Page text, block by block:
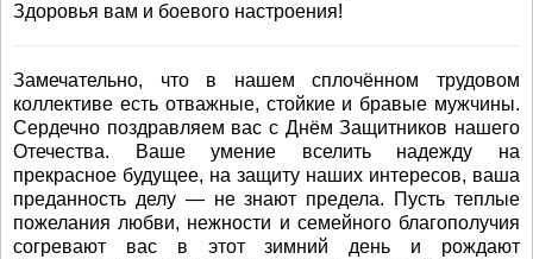
Здоровья вам и боевого настроения!
Замечательно, что в нашем сплочённом трудовом
коллективе есть отважные, стойкие и бравые мужчины.
Сердечно поздравляем вас с Днём Защитников нашего
Отечества. Ваше умение вселить надежду на
прекрасное будущее, на защиту наших интересов, ваша
преданность делу — не знают предела. Пусть теплые
пожелания любви, нежности и семейного благополучия
согревают вас в этот зимний день и рождают